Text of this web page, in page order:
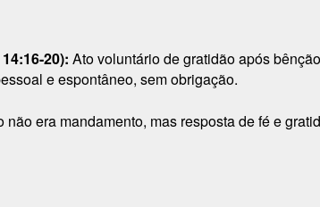
20): Ato voluntário de gratidão após
e espontâneo, sem obrigação.
era mandamento, mas resposta de fé e